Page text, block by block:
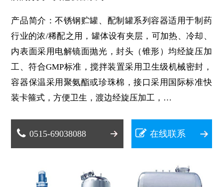
产品简介：不锈钢贮罐、配制罐系列容器适用于制药
行业的浓/稀配之用，罐体设有夹层，可加热、冷却、
内表面采用电解镜面抛光，封头（锥形）均经旋压加
工、符合GMP标准，搅拌装置采用卫生级机械密封，
容器保温采用聚氨酯或珍珠棉，接口采用国际标准快
装卡箍式，方便卫生，渡边经旋压加工，…
0515-69038088 在线联系